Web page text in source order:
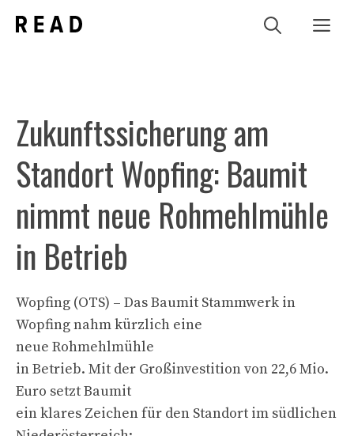
Inhalt
Zukunftssicherung am
Standort Wopfing: Baumit
nimmt neue Rohmehlmühle
in Betrieb
Wopfing (OTS) – Das Baumit Stammwerk in
Wopfing nahm kürzlich eine
neue Rohmehlmühle
in Betrieb. Mit der Großinvestition von 22,6 Mio.
Euro setzt Baumit
ein klares Zeichen für den Standort im südlichen